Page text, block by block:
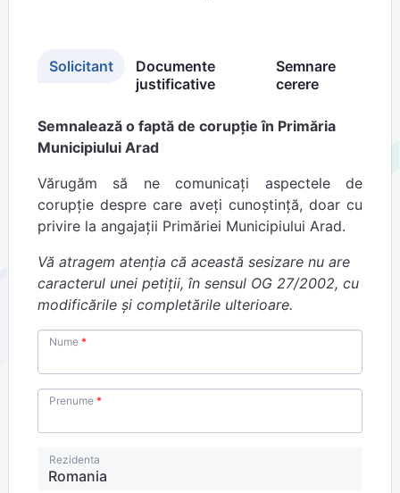
Solicitant
Documente
justificative
Semnare
cerere
Semnalează o faptă de corupție în Primăria
Municipiului Arad
Vărugăm să ne comunicați aspectele de
corupție despre care aveți cunoștință, doar cu
privire la angajații Primăriei Municipiului Arad.
Vă atragem atenția că această sesizare nu are
caracterul unei petiții, în sensul OG 27/2002, cu
modificările și completările ulterioare.
Nume
Prenume
Rezidenta